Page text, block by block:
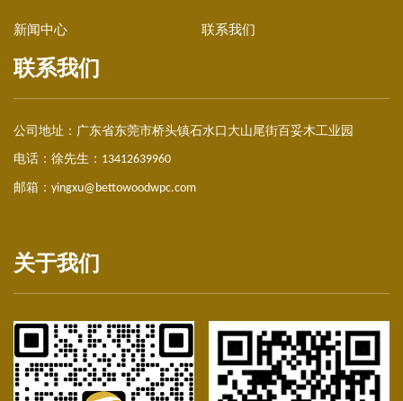
新闻中心 联系我们
联系我们
公司地址： 广东省东莞市桥头镇石水口大山尾街百妥木工业园
电话：徐先生： 13412639960
邮箱： yingxu@bettowoodwpc.com
关于我们